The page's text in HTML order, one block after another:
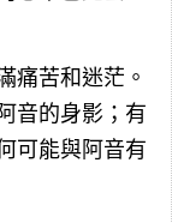
痛苦和迷茫。
音的身影；有
可能與阿音有